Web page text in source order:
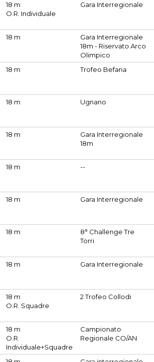
18 m
O.R. Individuale
Gara Interregionale
18 m
Gara Interregionale
18m - Riservato Arco
Olimpico
18 m Trofeo Befana
18 m Ugnano
18 m
Gara Interregionale
18m
18 m --
18 m Gara Interregionale
18 m
8° Challenge Tre
Torri
18 m Gara Interregionale
18 m
O.R. Squadre
2 Trofeo Collodi
18 m
O.R.
Individuale+Squadre
Campionato
Regionale CO/AN